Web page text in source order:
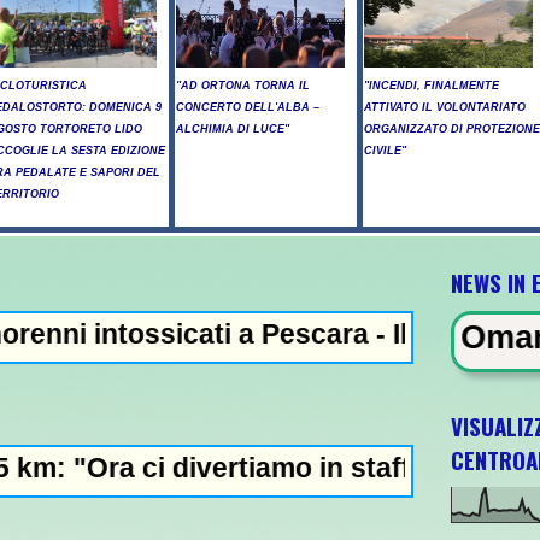
DOMENICA 9
TORTORETO LIDO
LA SESTA EDIZIONE
PEDALATE E SAPORI DEL
"AD ORTONA TORNA IL
CONCERTO DELL'ALBA –
ALCHIMIA DI LUCE"
"INCENDI, FINALMENTE
ATTIVATO IL VOLONTARIATO
ORGANIZZATO DI PROTEZIONE
CIVILE"
a Pescara - Il vento riaccende il
in staffetta"- Passo
NEWS IN
l'accordo con l'Oman sullo